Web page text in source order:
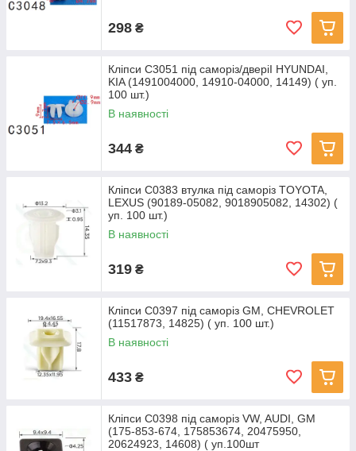
298 ₴
Кліпси C3051 під саморіз/дверіІ HYUNDAI,
KIA (1491004000, 14910-04000, 14149) ( уп.
100 шт.)
В наявності
344 ₴
Кліпси C0383 втулка під саморіз TOYOTA,
LEXUS (90189-05082, 9018905082, 14302) (
уп. 100 шт.)
В наявності
319 ₴
Кліпси C0397 під саморіз GM, CHEVROLET
(11517873, 14825) ( уп. 100 шт.)
В наявності
433 ₴
Кліпси C0398 під саморіз VW, AUDI, GM
(175-853-674, 175853674, 20475950,
20624923, 14608) ( уп.100шт